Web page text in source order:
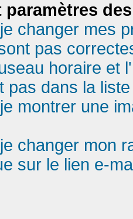
paramètres
changer mes
pas
horaire et
pas dans la
montrer une
changer mon
sur le lien e-